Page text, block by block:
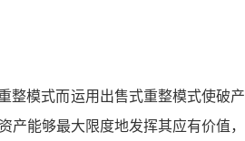
整模式而运用出售式重整模式使破
产能够最大限度地发挥其应有价值